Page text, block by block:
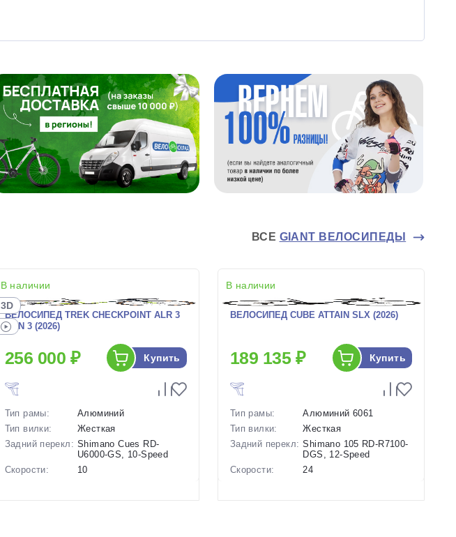
ВСЕ GIANT ВЕЛОСИПЕДЫ
В наличии
3D
ВЕЛОСИПЕД TREK CHECKPOINT ALR 3
GEN 3 (2026)
256 000 ₽ Купить
Тип рамы:
Алюминий
Тип вилки:
Жесткая
Задний перекл: Shimano Cues RD-
U6000-GS, 10-Speed
Скорости:
10
В наличии
ВЕЛОСИПЕД CUBE ATTAIN SLX (2026)
189 135 ₽ Купить
Тип рамы:
Алюминий 6061
Тип вилки:
Жесткая
Задний перекл: Shimano 105 RD-R7100-
DGS, 12-Speed
Скорости:
24